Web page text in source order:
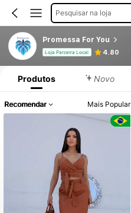
Pesquisar na loja
Promessa For You
Loja Parceira Local 4.80
Produtos Novo
Recomendar Mais Popular